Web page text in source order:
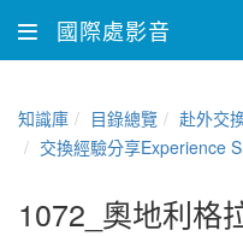
國際處影音
知識庫 目錄總覽
赴外交
交換經驗分享Experience Sharing of NCHU
1072_奧地利格